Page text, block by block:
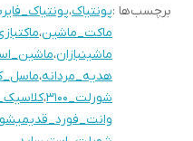
برچسب‌ها :پونتیاک،
ماکت_ماشین،
ماشینبازان،
هدیه_مردانه،
شورلت_۳۱۰۰
،